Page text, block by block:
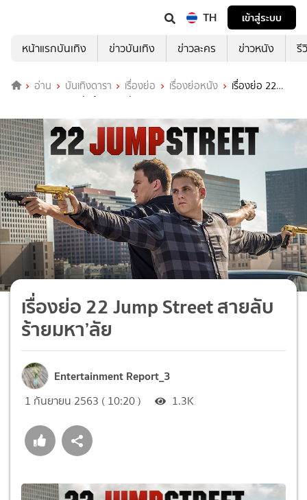
TH
เข้าสู่ระบบ
หน้าแรกบันเทิง
ข่าวบันเทิง ข่าวละคร ข่าวหนัง รี
อ่าน บันเทิงดารา เรื่องย่อ เรื่องย่อหนัง
เรื่องย่อ 22
Jump Street สายลับร้ายมหา’ลัย
เรื่องย่อ 22 Jump Street สายลับ
ร้ายมหา’ลัย
Entertainment Report_3
1 กันยายน 2563 ( 10:20 ) 1.3K